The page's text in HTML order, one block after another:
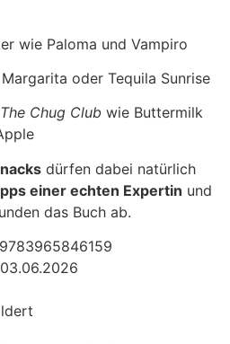
wie Paloma und Vampiro
oder Tequila Sunrise
The Chug Club wie Buttermilk
dürfen dabei natürlich
einer echten Expertin und
das Buch ab.
9783965846159
03.06.2026